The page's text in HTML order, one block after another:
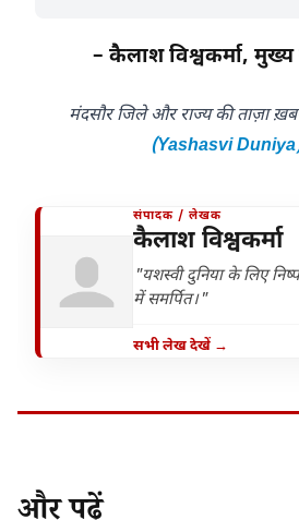
– कैलाश विश्वकर्मा,
मंदसौर जिले और राज्य की ताज़ा
(Yashasvi
संपादक / लेखक
कैलाश विश्वकर्मा
"यशस्वी दुनिया के लिए
में समर्पित।"
सभी लेख देखें →